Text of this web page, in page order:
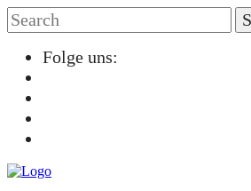
Folge uns: